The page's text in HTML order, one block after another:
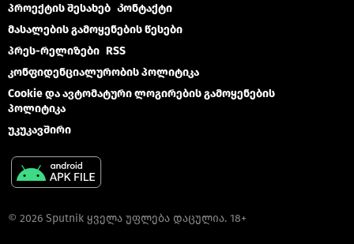
პროექტის შესახებ Კონტაქტი
მასალების გამოყენების წესები
პრეს-რელიზები RSS
კონფიდენციალურობის პოლიტიკა
Cookie და ავტომატური ლოგირების გამოყენების
პოლიტიკა
უკუკავშირი
© 2026 Sputnik ყველა უფლება დაცულია. 18+